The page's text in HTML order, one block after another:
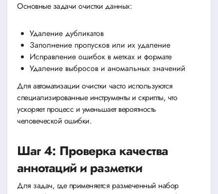
Основные задачи очистки данных:
Удаление дубликатов
Заполнение пропусков или их удаление
Исправление ошибок в метках и формате
Удаление выбросов и аномальных значений
Для автоматизации очистки часто используются
специализированные инструменты и скрипты, что
ускоряет процесс и уменьшает вероятность
человеческой ошибки.
Шаг 4: Проверка качества
аннотаций и разметки
Для задач, где применяется размеченный набор